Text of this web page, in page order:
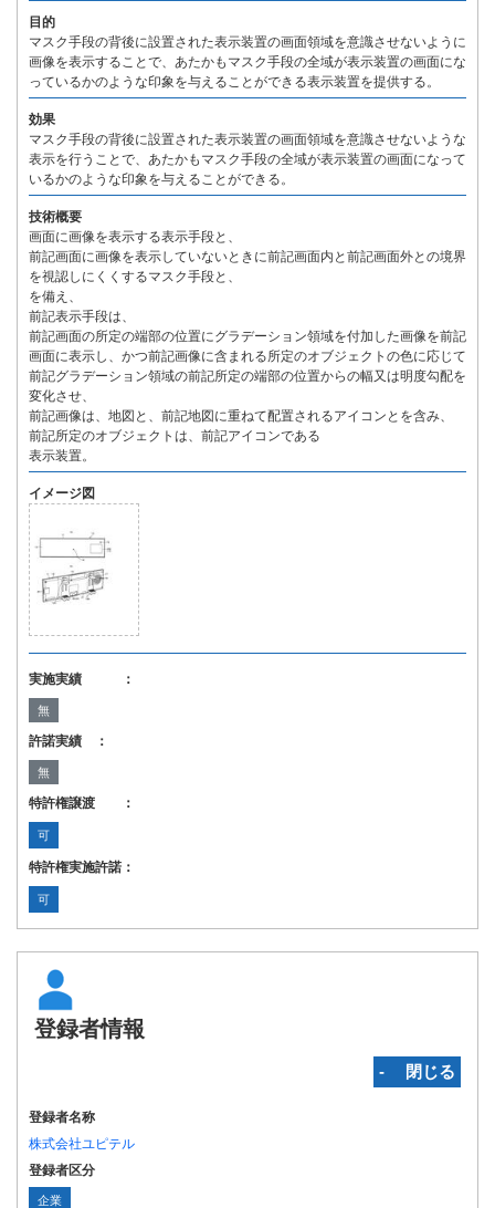
目的
マスク手段の背後に設置された表示装置の画面領域を意識させないように
画像を表示することで、あたかもマスク手段の全域が表示装置の画面にな
っているかのような印象を与えることができる表示装置を提供する。
効果
マスク手段の背後に設置された表示装置の画面領域を意識させないような
表示を行うことで、あたかもマスク手段の全域が表示装置の画面になって
いるかのような印象を与えることができる。
技術概要
画面に画像を表示する表示手段と、
前記画面に画像を表示していないときに前記画面内と前記画面外との境界
を視認しにくくするマスク手段と、
を備え、
前記表示手段は、
前記画面の所定の端部の位置にグラデーション領域を付加した画像を前記
画面に表示し、かつ前記画像に含まれる所定のオブジェクトの色に応じて
前記グラデーション領域の前記所定の端部の位置からの幅又は明度勾配を
変化させ、
前記画像は、地図と、前記地図に重ねて配置されるアイコンとを含み、
前記所定のオブジェクトは、前記アイコンである
表示装置。
イメージ図
実施実績 ：
無
許諾実績 ：
無
特許権譲渡 ：
可
特許権実施許諾：
可
登録者情報
‐ 閉じる
登録者名称
株式会社ユピテル
登録者区分
企業